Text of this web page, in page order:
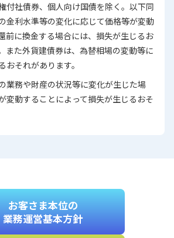
付社債券、個人向け国債を除く。以下同
金利水準等の変化に応じて価格等が変動
前に換金する場合には、損失が生じるお
また外貨建債券は、為替相場の変動等に
おそれがあります。
業務や財産の状況等に変化が生じた場
変動することによって損失が生じるおそ
お客さま本位の
業務運営基本方針